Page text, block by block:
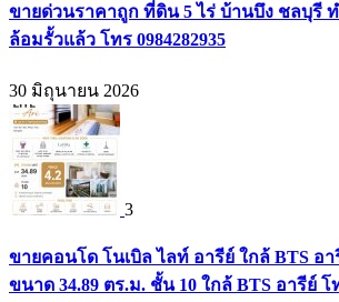
ขายด่วนราคาถูก ที่ดิน 5 ไร่ บ้านบึง ชลบุรี
ล้อมรั้วแล้ว โทร 0984282935
30 มิถุนายน 2026
3
ขายคอนโด โนเบิล ไลท์ อารีย์ ใกล้ BTS อ
ขนาด 34.89 ตร.ม. ชั้น 10 ใกล้ BTS อารีย์ โ